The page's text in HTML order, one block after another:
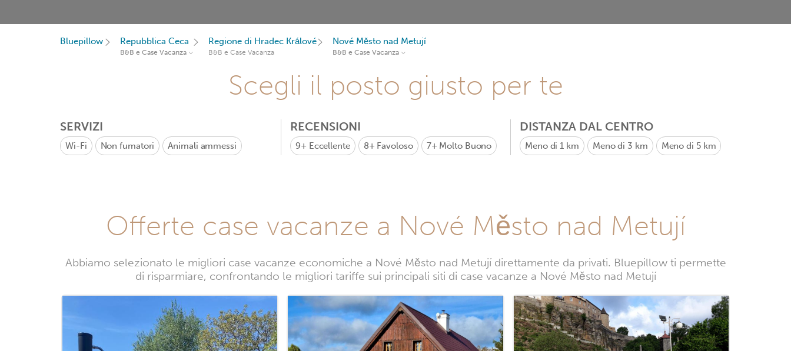
Bluepillow Repubblica Ceca
B&B e Case Vacanza
Regione di Hradec Králové
B&B e Case Vacanza
Nové Město nad Metují
B&B e Case Vacanza
Scegli il posto giusto per te
SERVIZI
Wi-Fi Non fumatori Animali ammessi
RECENSIONI
9+ Eccellente 8+ Favoloso 7+ Molto Buono
DISTANZA DAL CENTRO
Meno di 1 km Meno di 3 km Meno di 5 km
Offerte case vacanze a Nové Město nad Metují
Abbiamo selezionato le migliori case vacanze economiche a Nové Město nad Metují direttamente da privati. Bluepillow ti permette
di risparmiare, confrontando le migliori tariffe sui principali siti di case vacanze a Nové Město nad Metují